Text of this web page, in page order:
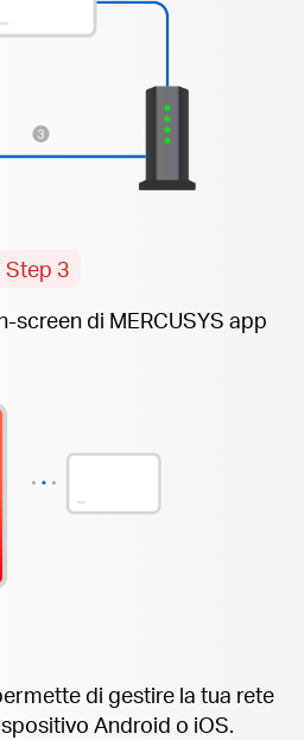
Step 3
screen di MERCUSYS app
di gestire la tua rete
Android o iOS.